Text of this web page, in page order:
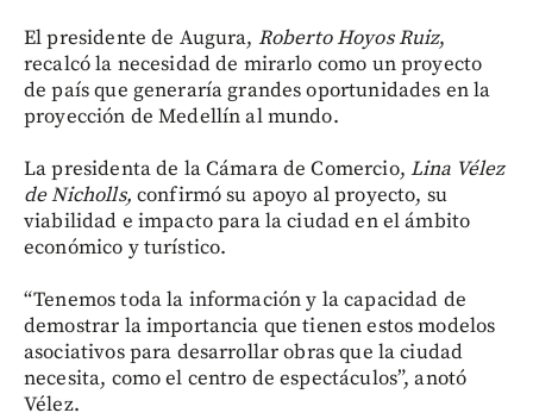
El presidente de Augura, Roberto Hoyos Ruiz,
recalcó la necesidad de mirarlo como un proyecto
de país que generaría grandes oportunidades en la
proyección de Medellín al mundo.
La presidenta de la Cámara de Comercio, Lina Vélez
de Nicholls, confirmó su apoyo al proyecto, su
viabilidad e impacto para la ciudad en el ámbito
económico y turístico.
“Tenemos toda la información y la capacidad de
demostrar la importancia que tienen estos modelos
asociativos para desarrollar obras que la ciudad
necesita, como el centro de espectáculos”, anotó
Vélez.